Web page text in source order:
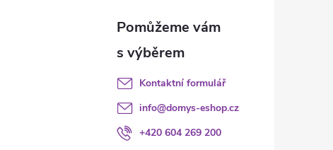
Kontaktní formulář
info@domys-eshop.cz
+420 604 269 200